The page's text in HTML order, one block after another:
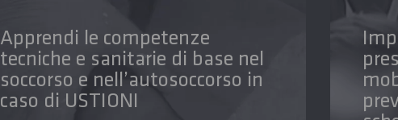
Apprendi le competenze
tecniche e sanitarie di base nel
soccorso e nell’autosoccorso in
caso di USTIONI